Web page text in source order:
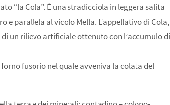
“la Cola”. È una stradicciola in leggera salita
e parallela al vicolo Mella. L’appellativo di Cola,
un rilievo artificiale ottenuto con l’accumulo di
fusorio nel quale avveniva la colata del